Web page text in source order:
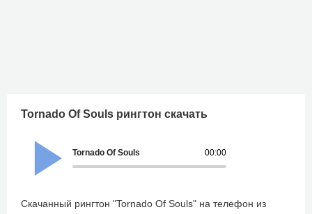
Tornado Of Souls рингтон скачать
00:00
Tornado Of Souls
Скачанный рингтон "Tornado Of Souls" на телефон из